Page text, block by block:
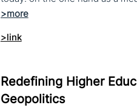
>link
Redefining Higher
Geopolitics